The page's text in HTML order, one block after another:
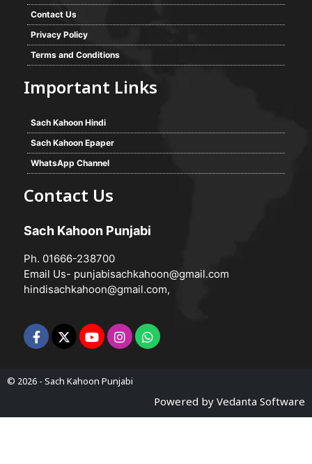
Contact Us
Privacy Policy
Terms and Conditions
Important Links
Sach Kahoon Hindi
Sach Kahoon Epaper
WhatsApp Channel
Contact Us
Sach Kahoon Punjabi
Ph. 01666-238700
Email Us- punjabisachkahoon@gmail.com
hindisachkahoon@gmail.com,
© 2026 - Sach Kahoon Punjabi
Powered by Vedanta Software